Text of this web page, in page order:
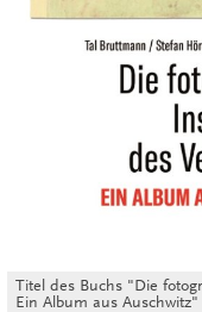
Titel des Buchs "Die
Ein Album aus Auschwitz"